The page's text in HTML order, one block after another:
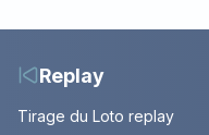
Replay
Tirage du Loto replay